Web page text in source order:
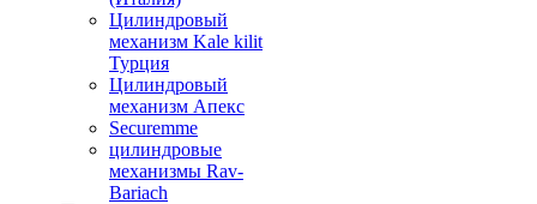
Цилиндровый
механизм Kale kilit
Турция
Цилиндровый
механизм Апекс
Securemme
цилиндровые
механизмы Rav-
Bariach